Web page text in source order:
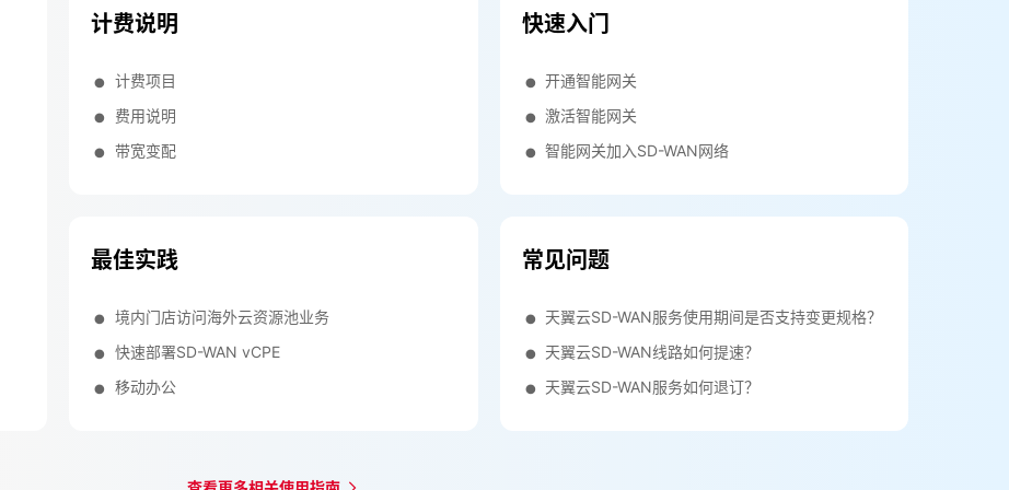
计费说明
计费项目
费用说明
带宽变配
最佳实践
境内门店访问海外云资源池业务
快速部署SD-WAN vCPE
移动办公
快速入门
开通智能网关
激活智能网关
智能网关加入SD-WAN网络
常见问题
天翼云SD-WAN服务使用期间是否支持变更规格？
天翼云SD-WAN线路如何提速？
天翼云SD-WAN服务如何退订？